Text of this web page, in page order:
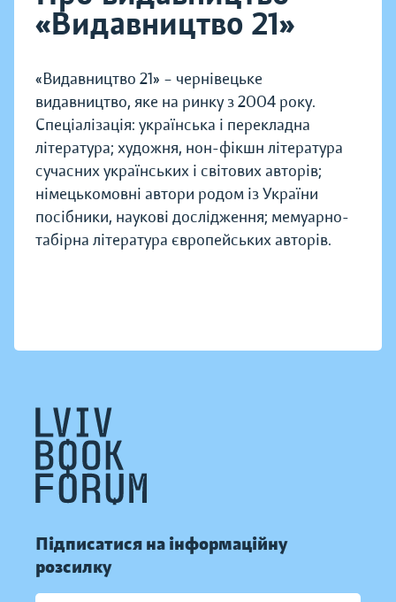
«Видавництво 21»
«Видавництво 21» – чернівецьке
видавництво, яке на ринку з 2004 року.
Спеціалізація: українська і перекладна
література; художня, нон-фікшн література
сучасних українських і світових авторів;
німецькомовні автори родом із України
посібники, наукові дослідження; мемуарно-
табірна література європейських авторів.
Підписатися на інформаційну
розсилку